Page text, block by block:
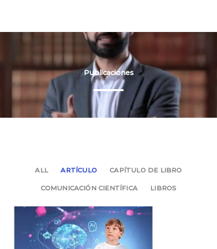
Publicaciones
ALL ARTÍCULO CAPÍTULO DE LIBRO
COMUNICACIÓN CIENTÍFICA LIBROS